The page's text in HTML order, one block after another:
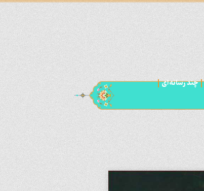
چند رسانه‌ای